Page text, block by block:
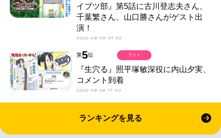
イブツ部』第5話に古川登志夫さん、
千葉繁さん、山口勝さんがゲスト出
演！
2026-08-09 07:30
第5位
『生穴る』照平塚敏深役に内山夕実、
コメント到着
2026-08-08 17:00
アニメ
ランキングを見る